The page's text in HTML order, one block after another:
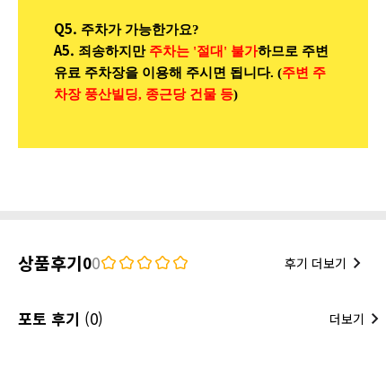
Q5. 주차가 가능한가요?
A5. 죄송하지만주차는 '절대' 불가하므로 주변
유료 주차장을 이용해 주시면 됩니다. (주변 주
차장 풍산빌딩, 종근당 건물 등)
상품후기00 후기 더보기
포토 후기 (0) 더보기